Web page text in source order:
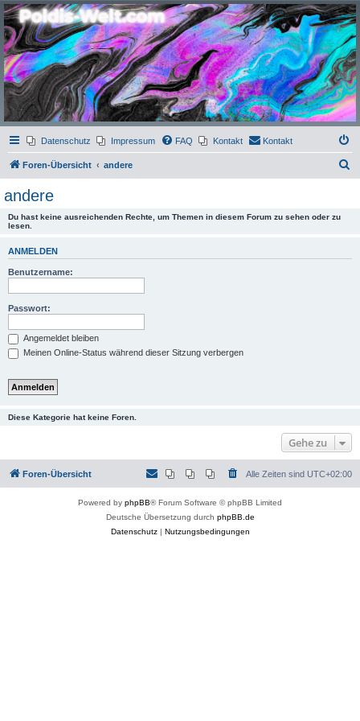
Poldis-Welt.com
Das Forum für Jeans, Sportswear, grosse Grössen und Accessoires
Datenschutz Impressum FAQ Kontakt Kontakt
Foren-Übersicht andere
andere
Du hast keine ausreichenden Rechte, um Themen in diesem Forum zu sehen oder zu
lesen.
ANMELDEN
Benutzername:
Passwort:
Angemeldet bleiben
Meinen Online-Status während dieser Sitzung verbergen
Diese Kategorie hat keine Foren.
Gehe zu
Foren-Übersicht Alle Zeiten sind UTC+02:00
Powered by phpBB® Forum Software © phpBB Limited
Deutsche Übersetzung durch phpBB.de
Datenschutz| Nutzungsbedingungen